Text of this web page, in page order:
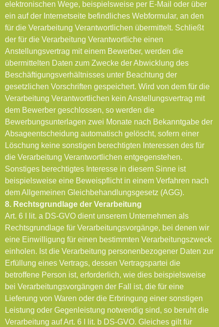
elektronischen Wege, beispielsweise per E-Mail oder über
ein auf der Internetseite befindliches Webformular, an den
für die Verarbeitung Verantwortlichen übermittelt. Schließt
der für die Verarbeitung Verantwortliche einen
Anstellungsvertrag mit einem Bewerber, werden die
übermittelten Daten zum Zwecke der Abwicklung des
Beschäftigungsverhältnisses unter Beachtung der
gesetzlichen Vorschriften gespeichert. Wird von dem für die
Verarbeitung Verantwortlichen kein Anstellungsvertrag mit
dem Bewerber geschlossen, so werden die
Bewerbungsunterlagen zwei Monate nach Bekanntgabe der
Absageentscheidung automatisch gelöscht, sofern einer
Löschung keine sonstigen berechtigten Interessen des für
die Verarbeitung Verantwortlichen entgegenstehen.
Sonstiges berechtigtes Interesse in diesem Sinne ist
beispielsweise eine Beweispflicht in einem Verfahren nach
dem Allgemeinen Gleichbehandlungsgesetz (AGG).
8. Rechtsgrundlage der Verarbeitung
Art. 6 I lit. a DS-GVO dient unserem Unternehmen als
Rechtsgrundlage für Verarbeitungsvorgänge, bei denen wir
eine Einwilligung für einen bestimmten Verarbeitungszweck
einholen. Ist die Verarbeitung personenbezogener Daten zur
Erfüllung eines Vertrags, dessen Vertragspartei die
betroffene Person ist, erforderlich, wie dies beispielsweise
bei Verarbeitungsvorgängen der Fall ist, die für eine
Lieferung von Waren oder die Erbringung einer sonstigen
Leistung oder Gegenleistung notwendig sind, so beruht die
Verarbeitung auf Art. 6 I lit. b DS-GVO. Gleiches gilt für